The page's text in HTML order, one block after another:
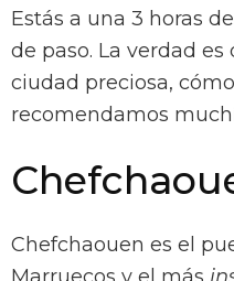
Estás a una 3 horas
de paso. La verdad
ciudad preciosa,
recomendamos
Chefchaouen es el